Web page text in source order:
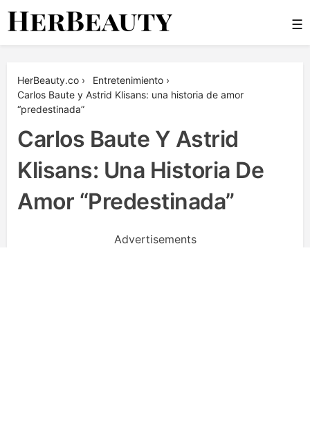
Skip
☰
HerBeauty.co › Entretenimiento ›
Carlos Baute y Astrid Klisans: una historia de amor
“predestinada”
Carlos Baute Y Astrid
Klisans: Una Historia De
Amor “predestinada”
Advertisements